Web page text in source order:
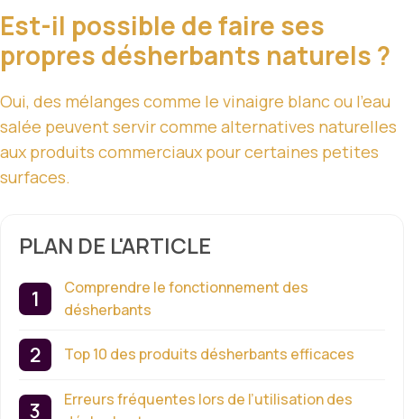
Est-il possible de faire ses
propres désherbants naturels ?
Oui, des mélanges comme le vinaigre blanc ou l’eau
salée peuvent servir comme alternatives naturelles
aux produits commerciaux pour certaines petites
surfaces.
PLAN DE L'ARTICLE
Comprendre le fonctionnement des
désherbants
Top 10 des produits désherbants efficaces
Erreurs fréquentes lors de l’utilisation des